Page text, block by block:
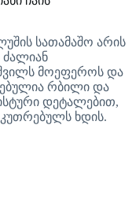
სათამაშო არის
ძალიან
მოეფეროს და
რბილი და
დეტალებით,
ხდის.